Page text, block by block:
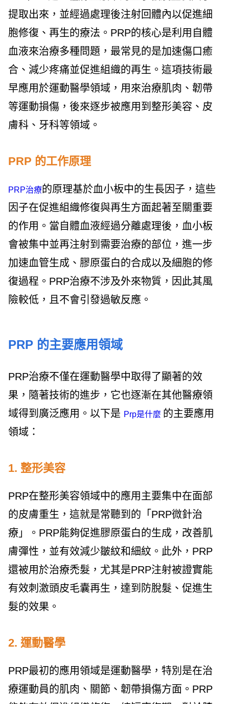
提取出來，並經過處理後注射回體內以促進細
胞修復、再生的療法。PRP的核心是利用自體
血液來治療多種問題，最常見的是加速傷口癒
合、減少疼痛並促進組織的再生。這項技術最
早應用於運動醫學領域，用來治療肌肉、韌帶
等運動損傷，後來逐步被應用到整形美容、皮
膚科、牙科等領域。
PRP 的工作原理
PRP治療的原理基於血小板中的生長因子，這些
因子在促進組織修復與再生方面起著至關重要
的作用。當自體血液經過分離處理後，血小板
會被集中並再注射到需要治療的部位，進一步
加速血管生成、膠原蛋白的合成以及細胞的修
復過程。PRP治療不涉及外來物質，因此其風
險較低，且不會引發過敏反應。
PRP 的主要應用領域
PRP治療不僅在運動醫學中取得了顯著的效
果，隨著技術的進步，它也逐漸在其他醫療領
域得到廣泛應用。以下是 Prp是什麼 的主要應用
領域：
1. 整形美容
PRP在整形美容領域中的應用主要集中在面部
的皮膚重生，這就是常聽到的「PRP微針治
療」。PRP能夠促進膠原蛋白的生成，改善肌
膚彈性，並有效減少皺紋和細紋。此外，PRP
還被用於治療禿髮，尤其是PRP注射被證實能
有效刺激頭皮毛囊再生，達到防脫髮、促進生
髮的效果。
2. 運動醫學
PRP最初的應用領域是運動醫學，特別是在治
療運動員的肌肉、關節、韌帶損傷方面。PRP